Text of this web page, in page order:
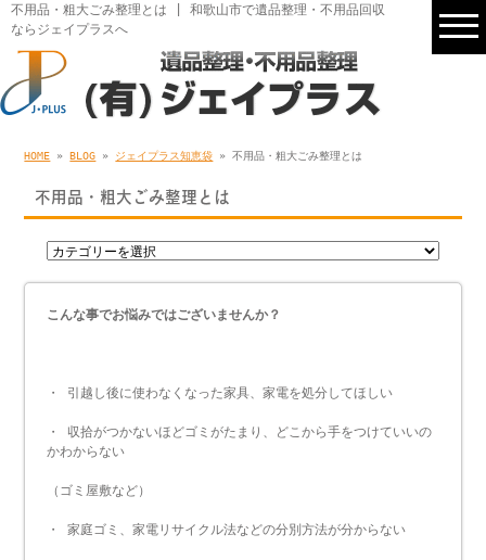
不用品・粗大ごみ整理とは | 和歌山市で遺品整理・不用品回収
ならジェイプラスへ
HOME »BLOG » ジェイプラス知恵袋 » 不用品・粗大ごみ整理とは
不用品・粗大ごみ整理とは
こんな事でお悩みではございませんか？
・ 引越し後に使わなくなった家具、家電を処分してほしい
・ 収拾がつかないほどゴミがたまり、どこから手をつけていいの
かわからない
（ゴミ屋敷など）
・ 家庭ゴミ、家電リサイクル法などの分別方法が分からない